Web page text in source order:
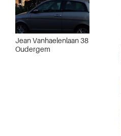
Jean Vanhaelenlaan 38
Oudergem